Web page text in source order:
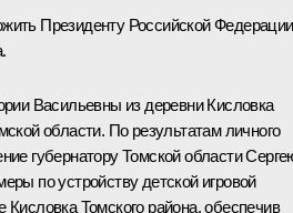
Президенту Российской Федерации
Васильевны из деревни Кисловка
области. По результатам личного
губернатору Томской области
по устройству детской игровой
Томского района, обеспечив